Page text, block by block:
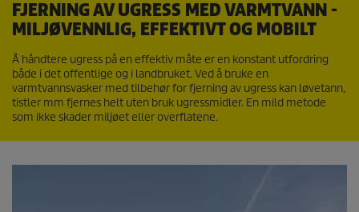
FJERNING AV UGRESS MED VARMTVANN -
MILJØVENNLIG, EFFEKTIVT OG MOBILT
Å håndtere ugress på en effektiv måte er en konstant utfordring
både i det offentlige og i landbruket. Ved å bruke en
varmtvannsvasker med tilbehør for fjerning av ugress kan løvetann,
tistler mm fjernes helt uten bruk ugressmidler. En mild metode
som ikke skader miljøet eller overflatene.